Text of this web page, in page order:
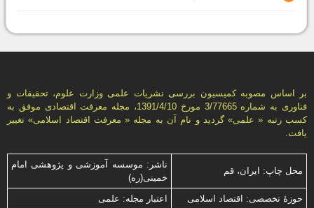
بر اساس مصوبه کمیسیون بررسی نشریات علمی وزارت علوم، تحقیقات و
فناوری به شماره 3/77665 مورخ 1391/4/10، مجله معرفت اقتصادی موفق به
کسب رتبه « علمی» گردید و نام آن به مجله « معرفت اقتصاد اسلامی» تغییر
یافت.
محل چاپ: ایران، قم
ناشر: موسسه آموزشی و پژوهشی امام
خمینی(ره)
حوزۀ تخصصی: اقتصاد اسلامی
اعتبار مجله: علمی